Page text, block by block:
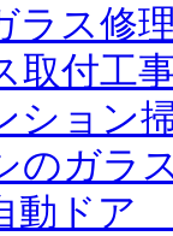
ラス
取付工
ョン
のガ
動ドア